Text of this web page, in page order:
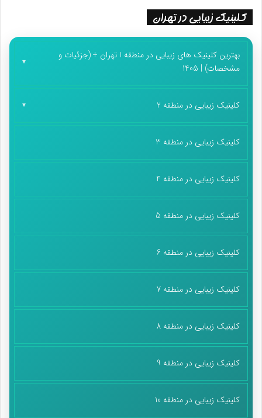
کلینیک زیبایی در تهران
بهترین کلینیک های زیبایی در منطقه 1 تهران + (جزئیات و
مشخصات) | 1405
کلینیک زیبایی در منطقه 2
کلینیک زیبایی در منطقه 3
کلینیک زیبایی در منطقه 4
کلینیک زیبایی در منطقه 5
کلینیک زیبایی در منطقه 6
کلینیک زیبایی در منطقه 7
کلینیک زیبایی در منطقه 8
کلینیک زیبایی در منطقه 9
کلینیک زیبایی در منطقه 10